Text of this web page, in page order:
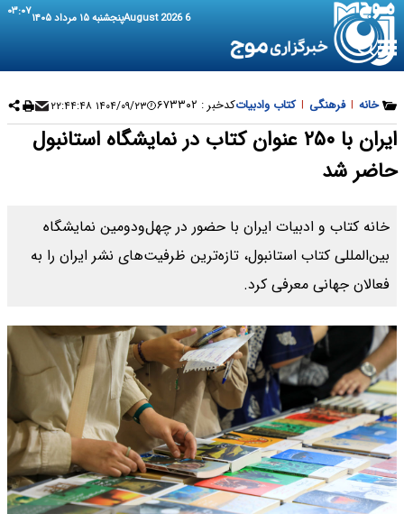
6 August 2026 پنجشنبه ۱۵ مرداد ۱۴۰۵ ۰۳:۰۷
خانه | فرهنگی | کتاب وادبیاتکدخبر : ۶۷۳۳۰۲ ۱۴۰۴/۰۹/۲۳ ۲۲:۴۴:۴۸
ایران با ۲۵۰ عنوان کتاب در نمایشگاه استانبول
حاضر شد
خانه کتاب و ادبیات ایران با حضور در چهل‌ودومین نمایشگاه
بین‌المللی کتاب استانبول، تازه‌ترین ظرفیت‌های نشر ایران را به
فعالان جهانی معرفی کرد.